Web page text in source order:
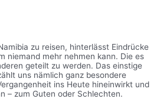
zu reisen, hinterlässt Eindrücke
niemand mehr nehmen kann. Die es
geteilt zu werden. Das einstige
uns nämlich ganz besondere
ins Heute hineinwirkt und
– zum Guten oder Schlechten.